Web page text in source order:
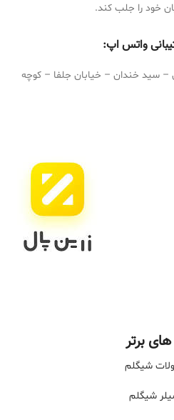
خود را جلب کند.
– سید خندان – خیابان جلفا – کوچه
های برتر
شیگلم
شیگلم